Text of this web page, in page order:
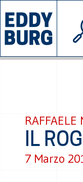
INIZIATIVE
RAFFAELE
IL
7 Marzo